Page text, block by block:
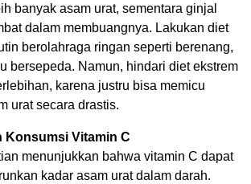
banyak asam urat, sementara ginjal
dalam membuangnya. Lakukan diet
berolahraga ringan seperti berenang,
bersepeda. Namun, hindari diet ekstrem
karena justru bisa memicu
urat secara drastis.
Konsumsi Vitamin C
menunjukkan bahwa vitamin C dapat
kadar asam urat dalam darah.